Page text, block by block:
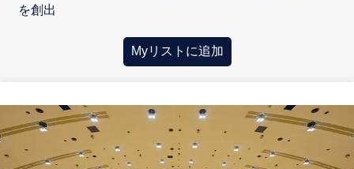
を創出
Myリストに追加